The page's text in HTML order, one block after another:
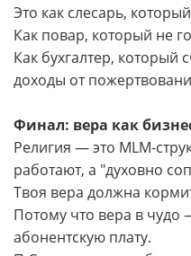
Это как слесарь,
Как повар, который не
Как бухгалтер, который
доходы от
Финал: вера как
Религия — это MLM-
работают, а "духовно
Твоя вера должна
Потому что вера в чудо
абонентскую плату.